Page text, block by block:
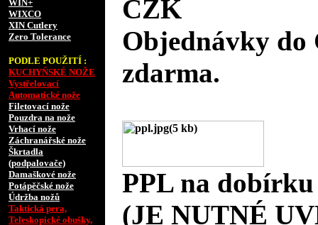
WIN+
WIXCO
XIN Cutlery
Zero Tolerance
PODLE POUŽITÍ :
KUCHYŇSKÉ NOŽE
Vystřelovací
Automatické nože
Filetovací nože
Pouzdra na nože
Vrhací nože
Záchranářské nože
Škrtadla
(podpalovače)
Damaškové nože
Potápěčské nože
Údržba nožů
Taktická pera,
Teleskopické obušky,
CZK
Objednávky do
zdarma.
PPL na
(JE NUTNÉ